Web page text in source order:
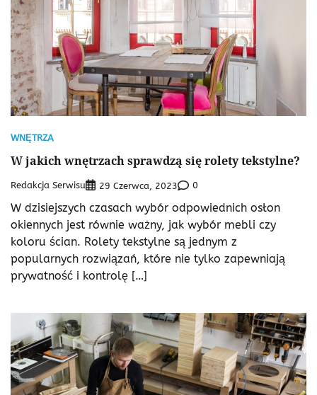
WNĘTRZA
W jakich wnętrzach sprawdzą się rolety tekstylne?
Redakcja Serwisu 29 Czerwca, 2023 0
W dzisiejszych czasach wybór odpowiednich osłon
okiennych jest równie ważny, jak wybór mebli czy
koloru ścian. Rolety tekstylne są jednym z
popularnych rozwiązań, które nie tylko zapewniają
prywatność i kontrolę […]